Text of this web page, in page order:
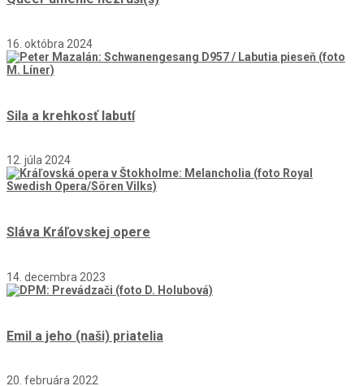
16. októbra 2024
Sila a krehkosť labutí
12. júla 2024
Sláva Kráľovskej opere
14. decembra 2023
Emil a jeho (naši) priatelia
20. februára 2022